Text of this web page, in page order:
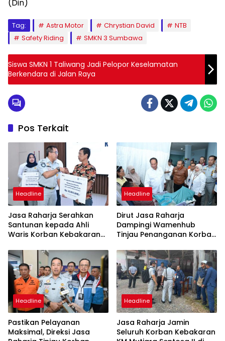
(Din)
Tag: Astra Motor Chrystian David
NTB
Safety Riding
SMKN 3 Sumbawa
Siswa SMKN 1 Taliwang Jadi Pelopor Keselamatan
Berkendara di Jalan Raya
Pos Terkait
Headline
Jasa Raharja Serahkan
Santunan kepada Ahli
Waris Korban Kebakaran
Headline
Dirut Jasa Raharja
Dampingi Wamenhub
Tinjau Penanganan Korban
PHC Surabaya
Headline
Pastikan Pelayanan
Maksimal, Direksi Jasa
Headline
Jasa Raharja Jamin
Seluruh Korban Kebakaran